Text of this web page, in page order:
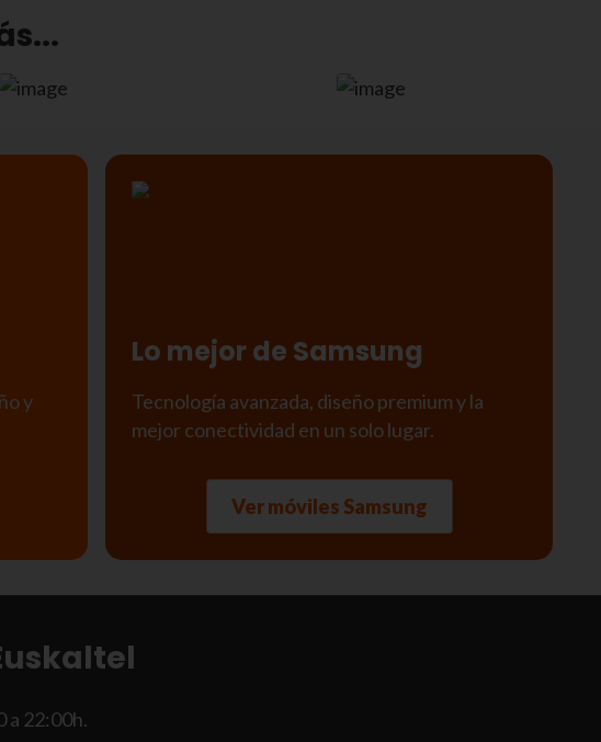
y
Lo mejor de Samsung
Tecnología avanzada, diseño premium y la
mejor conectividad en un solo lugar.
Ver móviles Samsung
a 22:00h.